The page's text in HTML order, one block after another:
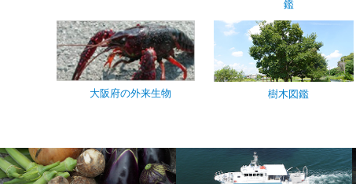
鑑
大阪府の外来生物 樹木図鑑